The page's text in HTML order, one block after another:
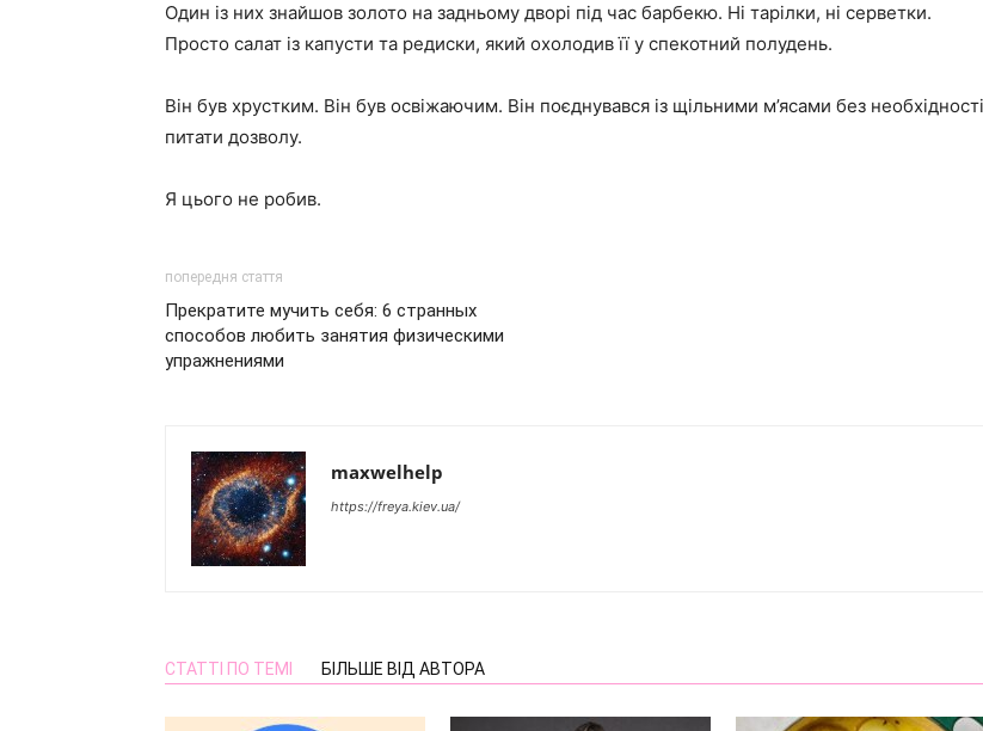
Один із них знайшов золото на задньому дворі під час барбекю. Ні тарілки, ні серветки.
Просто салат із капусти та редиски, який охолодив її у спекотний полудень.
Він був хрустким. Він був освіжаючим. Він поєднувався із щільними м’ясами без необхідності
питати дозволу.
Я цього не робив.
попередня стаття
Прекратите мучить себя: 6 странных
способов любить занятия физическими
упражнениями
maxwelhelp
https://freya.kiev.ua/
СТАТТІ ПО ТЕМІ БІЛЬШЕ ВІД АВТОРА